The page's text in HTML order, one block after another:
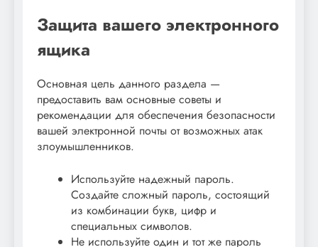
Защита вашего электронного
ящика
Основная цель данного раздела —
предоставить вам основные советы и
рекомендации для обеспечения безопасности
вашей электронной почты от возможных атак
злоумышленников.
Используйте надежный пароль.
Создайте сложный пароль, состоящий
из комбинации букв, цифр и
специальных символов.
Не используйте один и тот же пароль